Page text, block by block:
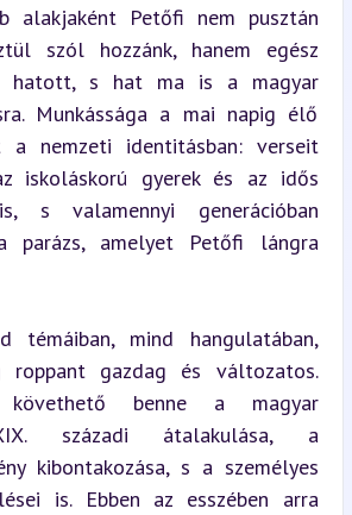
alakjaként Petőfi nem pusztán
szól hozzánk, hanem egész
hatott, s hat ma is a magyar
Munkássága a mai napig élő
nemzeti identitásban: verseit
iskoláskorú gyerek és az idős
s valamennyi generációban
parázs, amelyet Petőfi lángra
témáiban, mind hangulatában,
roppant gazdag és változatos.
benne a magyar
századi átalakulása, a
kibontakozása, s a személyes
is. Ebben az esszében arra